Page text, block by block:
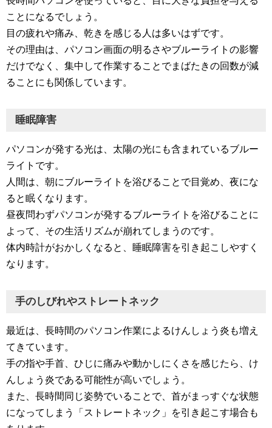
ことになるでしょう。
目の疲れや痛み、乾きを感じる人は多いはずです。
その理由は、パソコン画面の明るさやブルーライトの影響
だけでなく、集中して作業することでまばたきの回数が減
ることにも関係しています。
睡眠障害
パソコンが発する光は、太陽の光にも含まれているブルー
ライトです。
人間は、朝にブルーライトを浴びることで目覚め、夜にな
ると眠くなります。
昼夜問わずパソコンが発するブルーライトを浴びることに
よって、その生活リズムが崩れてしまうのです。
体内時計がおかしくなると、睡眠障害を引き起こしやすく
なります。
手のしびれやストレートネック
最近は、長時間のパソコン作業によるけんしょう炎も増え
てきています。
手の指や手首、ひじに痛みや動かしにくさを感じたら、け
んしょう炎である可能性が高いでしょう。
また、長時間同じ姿勢でいることで、首がまっすぐな状態
になってしまう「ストレートネック」を引き起こす場合も